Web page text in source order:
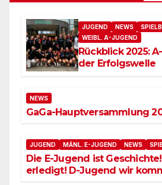
JUGEND NEWS
WEIBL. A-JUGEND
Rückblick 2025:
der Erfolgswelle
NEWS
GaGa-Hauptversammlung
JUGEND MÄNL. E-JUGEND NEWS
Die E-Jugend ist
erledigt! D-Jugend wir